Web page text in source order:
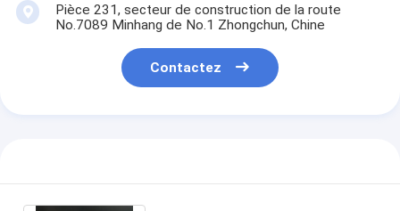
Pièce 231, secteur de construction de la route
No.7089 Minhang de No.1 Zhongchun, Chine
Contactez